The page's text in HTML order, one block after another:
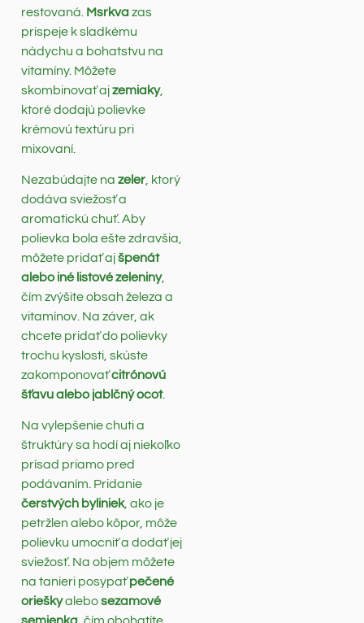
restovaná. Msrkvazas
prispeje k sladkému
nádychu a bohatstvu na
vitamíny. Môžete
skombinovať ajzemiaky,
ktoré dodajú polievke
krémovú textúru pri
mixovaní.
Nezabúdajte na zeler , ktorý
dodáva sviežosť a
aromatickú chuť. Aby
polievka bola ešte zdravšia,
môžete pridať ajšpenát
alebo iné listové zeleniny,
čím zvýšite obsah železa a
vitamínov. Na záver, ak
chcete pridať do polievky
trochu kyslosti, skúste
zakomponovaťcitrónovú
šťavu alebo jablčný ocot.
Na vylepšenie chuti a
štruktúry sa hodí aj niekoľko
prísad priamo pred
podávaním. Pridanie
čerstvých byliniek, ako je
petržlen alebo kôpor, môže
polievku umocniť a dodať jej
sviežosť. Na objem môžete
na tanieri posypaťpečené
orieškyalebosezamové